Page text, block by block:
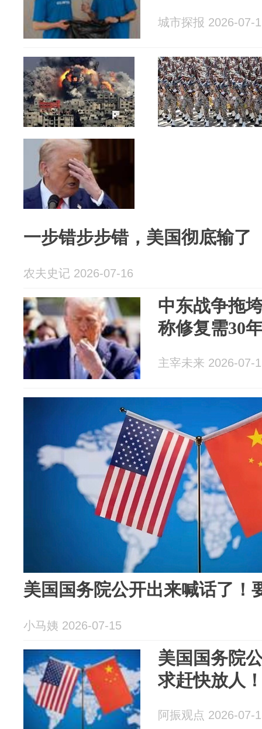
城市探报 2026-07-
一步错步步错，美国彻底输了
农夫史记 2026-07-16
中东战争拖
称修复需30
主宰未来 2026-07-
美国国务院公开出来喊话了！
小马姨 2026-07-15
美国国务院
求赶快放人
阿振观点 2026-07-